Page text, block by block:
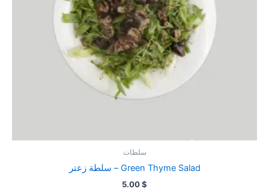
سلطات
سلطة زعتر – Green Thyme Salad
5.00$